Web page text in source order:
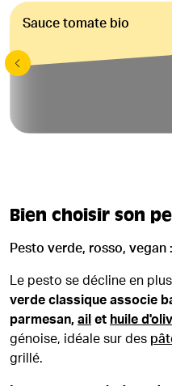
Sauce tomate bio
Bien choisir son
Pesto verde, rosso, vegan
Le pesto se décline en
verde classique associe
parmesan, ail et huile
génoise, idéale sur des
grillé.